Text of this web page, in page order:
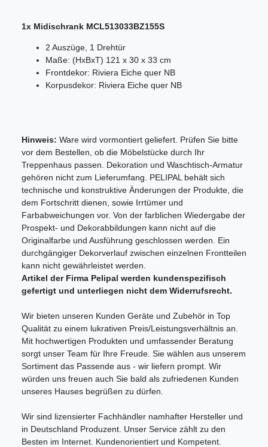
1x Midischrank MCL513033BZ155S
2 Auszüge, 1 Drehtür
Maße: (HxBxT) 121 x 30 x 33 cm
Frontdekor: Riviera Eiche quer NB
Korpusdekor: Riviera Eiche quer NB
Hinweis: Ware wird vormontiert geliefert. Prüfen Sie bitte
vor dem Bestellen, ob die Möbelstücke durch Ihr
Treppenhaus passen. Dekoration und Waschtisch-Armatur
gehören nicht zum Lieferumfang. PELIPAL behält sich
technische und konstruktive Änderungen der Produkte, die
dem Fortschritt dienen, sowie Irrtümer und
Farbabweichungen vor. Von der farblichen Wiedergabe der
Prospekt- und Dekorabbildungen kann nicht auf die
Originalfarbe und Ausführung geschlossen werden. Ein
durchgängiger Dekorverlauf zwischen einzelnen Frontteilen
kann nicht gewährleistet werden.
Artikel der Firma Pelipal werden kundenspezifisch
gefertigt und unterliegen nicht dem Widerrufsrecht.
Wir bieten unseren Kunden Geräte und Zubehör in Top
Qualität zu einem lukrativen Preis/Leistungsverhältnis an.
Mit hochwertigen Produkten und umfassender Beratung
sorgt unser Team für Ihre Freude. Sie wählen aus unserem
Sortiment das Passende aus - wir liefern prompt. Wir
würden uns freuen auch Sie bald als zufriedenen Kunden
unseres Hauses begrüßen zu dürfen.
Wir sind lizensierter Fachhändler namhafter Hersteller und
in Deutschland Produzent. Unser Service zählt zu den
Besten im Internet. Kundenorientiert und Kompetent.